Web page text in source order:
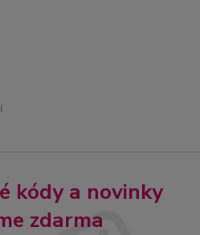
kódy a novinky
zdarma